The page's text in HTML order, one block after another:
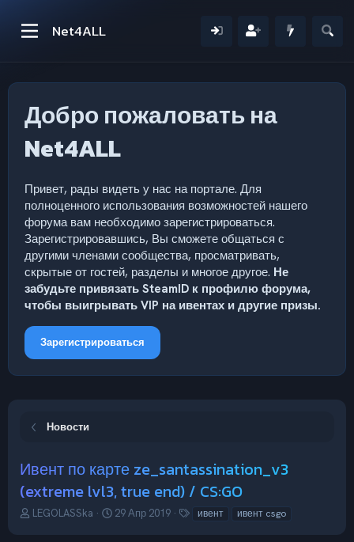
Net4ALL
Добро пожаловать на
Net4ALL
Привет, рады видеть у нас на портале. Для
полноценного использования возможностей нашего
форума вам необходимо зарегистрироваться.
Зарегистрировавшись, Вы сможете общаться с
другими членами сообщества, просматривать,
скрытые от гостей, разделы и многое другое. Не
забудьте привязать SteamID к профилю форума,
чтобы выигрывать VIP на ивентах и другие призы.
Зарегистрироваться
Новости
Ивент по карте ze_santassination_v3
(extreme lvl3, true end) / CS:GO
А
LEGOLASSka
Д
29 Апр 2019
Т ивент ивент csgo